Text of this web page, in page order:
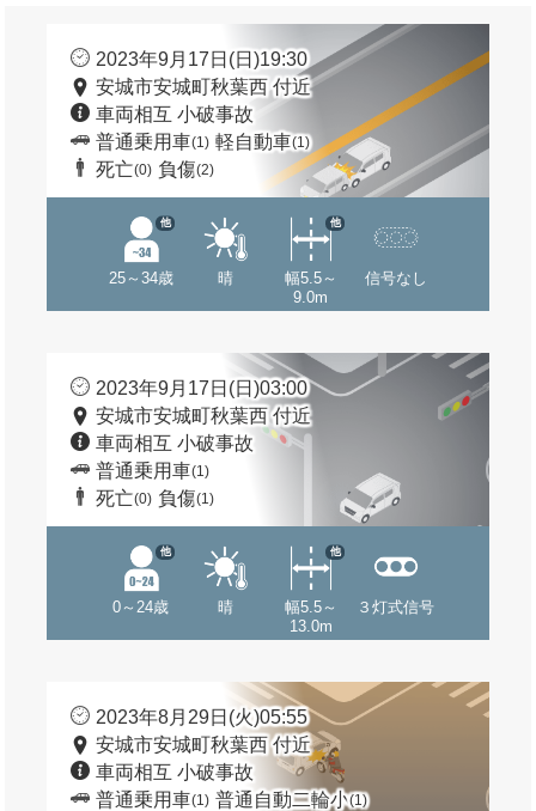
2023年9月17日(日)19:30
安城市安城町秋葉西 付近
車両相互 小破事故
普通乗用車(1) 軽自動車(1)
死亡(0) 負傷(2)
25～34歳
他
晴
幅5.5～
9.0m
他
信号なし
2023年9月17日(日)03:00
安城市安城町秋葉西 付近
車両相互 小破事故
普通乗用車(1)
死亡(0) 負傷(1)
0～24歳
他
晴
幅5.5～
13.0m
他
３灯式信号
2023年8月29日(火)05:55
安城市安城町秋葉西 付近
車両相互 小破事故
普通乗用車(1) 普通自動二輪小(1)